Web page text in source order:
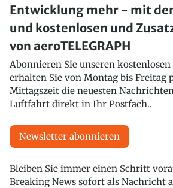
Entwicklung mehr - mit
und kostenlosen und
von aeroTELEGRAPH
Abonnieren Sie unseren
erhalten Sie von Montag bis Freitag
Mittagszeit die neuesten
Luftfahrt direkt in Ihr Postfach..
Newsletter abonnieren
Bleiben Sie immer einen Schritt
Breaking News sofort als Nachricht